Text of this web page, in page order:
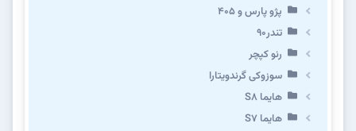
پژو پارس و ۴۰۵
تندر۹۰
رنو کپچر
سوزوکی گرندویتارا
هایما S8
هایما S7